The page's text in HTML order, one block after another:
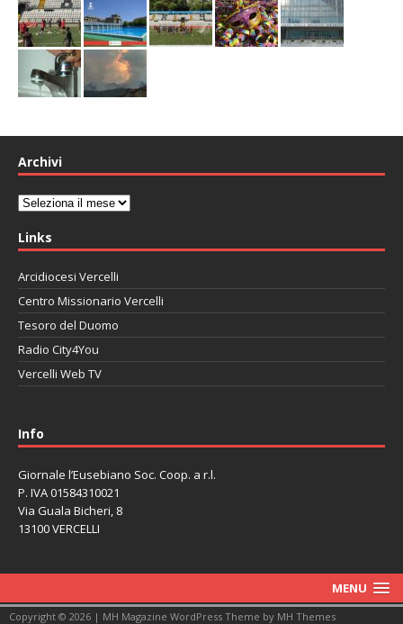
Archivi
Archivi
Links
Arcidiocesi Vercelli
Centro Missionario Vercelli
Tesoro del Duomo
Radio City4You
Vercelli Web TV
Info
Giornale l’Eusebiano Soc. Coop. a r.l.
P. IVA 01584310021
Via Guala Bicheri, 8
13100 VERCELLI
MENU
Copyright © 2026 | MH Magazine WordPress Theme by MH Themes